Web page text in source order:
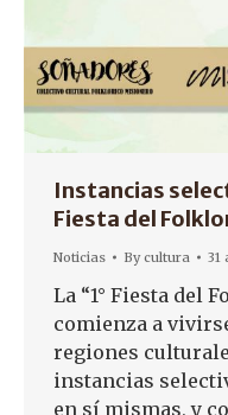
Instancias
Fiesta del
Noticias Bycultura 31
La “1° Fiesta del
comienza a
regiones
instancias
en sí mismas, y